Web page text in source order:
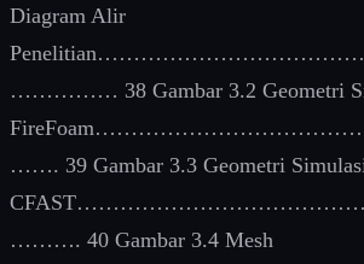
Diagram Alir
…………… 38 Gambar 3.2 Geometri
……. 39 Gambar 3.3 Geometri
………. 40 Gambar 3.4 Mesh